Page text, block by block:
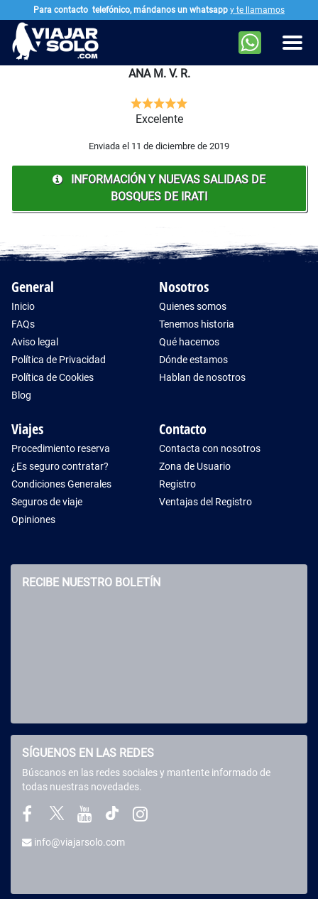
Ir al contenido principal
ANA M. V. R.
Excelente
Enviada el 11 de diciembre de 2019
INFORMACIÓN Y NUEVAS SALIDAS DE
BOSQUES DE IRATI
General
Inicio
FAQs
Aviso legal
Política de Privacidad
Política de Cookies
Blog
Nosotros
Quienes somos
Tenemos historia
Qué hacemos
Dónde estamos
Hablan de nosotros
Viajes
Procedimiento reserva
¿Es seguro contratar?
Condiciones Generales
Seguros de viaje
Opiniones
Contacto
Contacta con nosotros
Zona de Usuario
Registro
Ventajas del Registro
RECIBE NUESTRO BOLETÍN
SÍGUENOS EN LAS REDES
Búscanos en las redes sociales y mantente informado de
todas nuestras novedades.
info@viajarsolo.com
Para contacto telefónico, mándanos un whatsapp y te llamamos